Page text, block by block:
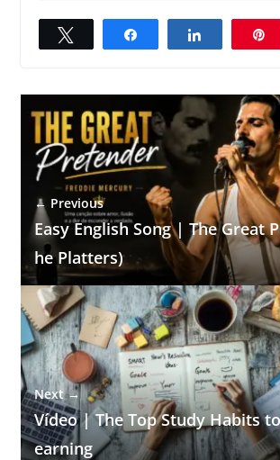
Compartilhar Compartilhar
← Previous
Easy English Song | The Great
he Platters)
Next →
Vídeo | The Top Study Habits
earning